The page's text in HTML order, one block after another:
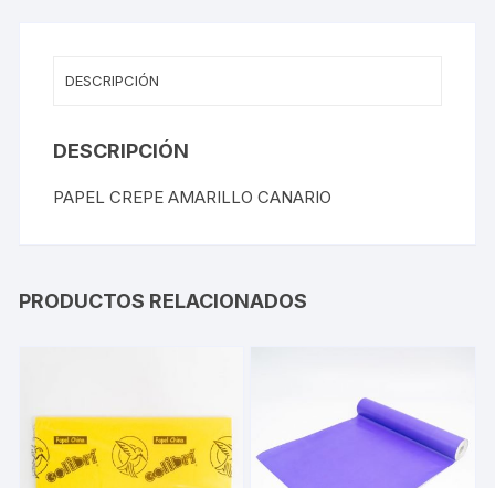
DESCRIPCIÓN
DESCRIPCIÓN
PAPEL CREPE AMARILLO CANARIO
PRODUCTOS RELACIONADOS